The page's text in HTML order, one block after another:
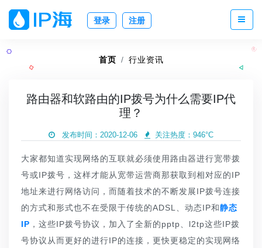
登录 注册
首页 行业资讯
路由器和软路由的IP拨号为什么需要IP代
理？
发布时间：2020-12-06 关注热度： 946°C
大家都知道实现网络的互联就必须使用路由器进行宽带拨
号或IP拨号，这样才能从宽带运营商那获取到相对应的IP
地址来进行网络访问，而随着技术的不断发展IP拨号连接
的方式和形式也不在受限于传统的ADSL、动态IP和静态
IP ，这些IP拨号协议，加入了全新的pptp、l2tp这些IP拨
号协议从而更好的进行IP的连接，更快更稳定的实现网络